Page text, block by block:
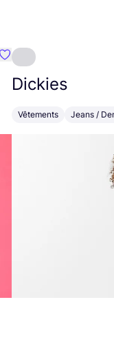
Préféré {nom}
Dickies
Vêtements Jeans /